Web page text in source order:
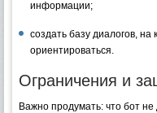
информации;
создать базу диалогов,
ориентироваться.
Ограничения и
Важно продумать: что бот